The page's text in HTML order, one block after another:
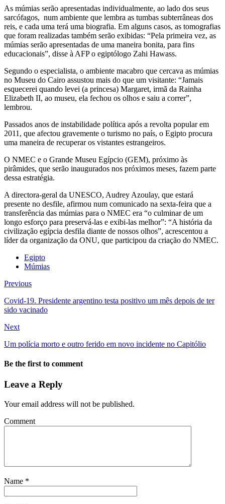
As múmias serão apresentadas individualmente, ao lado dos seus
sarcófagos, num ambiente que lembra as tumbas subterrâneas dos
reis, e cada uma terá uma biografia. Em alguns casos, as tomografias
que foram realizadas também serão exibidas: “Pela primeira vez, as
múmias serão apresentadas de uma maneira bonita, para fins
educacionais”, disse à AFP o egiptólogo Zahi Hawass.
Segundo o especialista, o ambiente macabro que cercava as múmias
no Museu do Cairo assustou mais do que um visitante: “Jamais
esquecerei quando levei (a princesa) Margaret, irmã da Rainha
Elizabeth II, ao museu, ela fechou os olhos e saiu a correr”,
lembrou.
Passados anos de instabilidade política após a revolta popular em
2011, que afectou gravemente o turismo no país, o Egipto procura
uma maneira de recuperar os vistantes estrangeiros.
O NMEC e o Grande Museu Egípcio (GEM), próximo às
pirâmides, que serão inaugurados nos próximos meses, fazem parte
dessa estratégia.
A directora-geral da UNESCO, Audrey Azoulay, que estará
presente no desfile, afirmou num comunicado na sexta-feira que a
transferência das múmias para o NMEC era “o culminar de um
longo esforço para preservá-las e exibi-las melhor”: “A história da
civilização egípcia desfila diante de nossos olhos”, acrescentou a
líder da organização da ONU, que participou da criação do NMEC.
Egipto
Múmias
Previous
Covid-19. Presidente argentino testa positivo um mês depois de ter
sido vacinado
Next
Um polícia morto e outro ferido em novo incidente no Capitólio
Be the first to comment
Leave a Reply
Your email address will not be published.
Comment
Name *